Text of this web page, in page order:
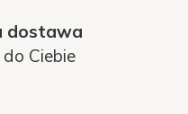
dostawa
Ciebie